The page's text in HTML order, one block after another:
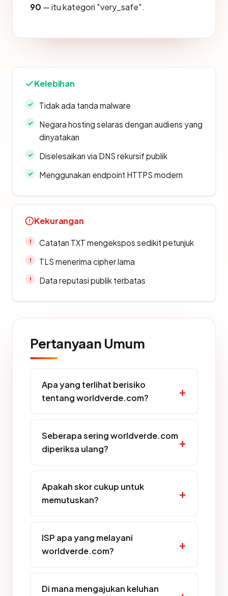
90 — itu kategori "very_safe".
Kelebihan
Tidak ada tanda malware
Negara hosting selaras dengan audiens yang
dinyatakan
Diselesaikan via DNS rekursif publik
Menggunakan endpoint HTTPS modern
Kekurangan
Catatan TXT mengekspos sedikit petunjuk
TLS menerima cipher lama
Data reputasi publik terbatas
Pertanyaan Umum
Apa yang terlihat berisiko
tentang worldverde.com?
Seberapa sering worldverde.com
diperiksa ulang?
Apakah skor cukup untuk
memutuskan?
ISP apa yang melayani
worldverde.com?
Di mana mengajukan keluhan